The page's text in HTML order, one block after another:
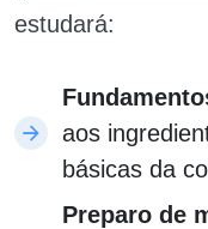
estudará:
aos
básicas da
Preparo de